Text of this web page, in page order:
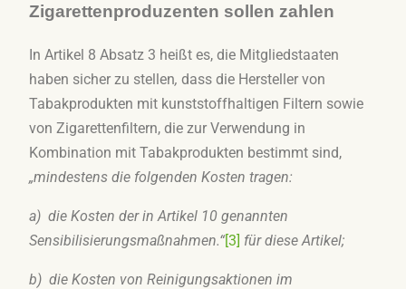
Zigarettenproduzenten sollen zahlen
In Artikel 8 Absatz 3 heißt es, die Mitgliedstaaten
haben sicher zu stellen, dass die Hersteller von
Tabakprodukten mit kunststoffhaltigen Filtern sowie
von Zigarettenfiltern, die zur Verwendung in
Kombination mit Tabakprodukten bestimmt sind,
„mindestens die folgenden Kosten tragen:
a) die Kosten der in Artikel 10 genannten
Sensibilisierungsmaßnahmen.“[3] für diese Artikel;
b) die Kosten von Reinigungsaktionen im